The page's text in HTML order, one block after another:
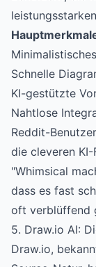
Schnelle
KI-gestützte
Nahtlose
Reddit-
die cleveren
"Whimsical
dass es fast
oft verblüffend
5. Draw.io AI:
Draw.io,